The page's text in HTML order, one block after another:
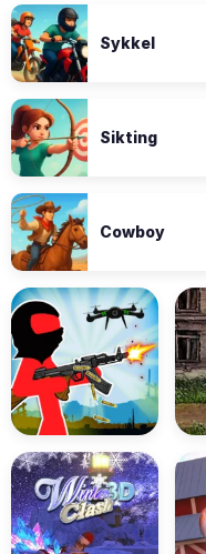
Sykkel
Sikting
Cowboy